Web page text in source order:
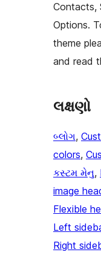
Contacts,
Options.
theme
and read
લક્ષણો
બ્લોગ,
colors,
કસ્ટમ મેનુ,
image
Flexible
Left
Right